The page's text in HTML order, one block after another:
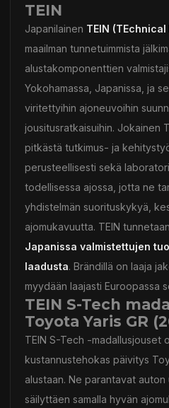
TEIN
Japanilainen TEIN
maailman tunnetuimmista
alustakomponenttien
Yokohamassa, Japanissa, ja
viritettyihin ajoneuvoihin
jousitusratkaisuihin. Jokainen
pitkästä tutkimus- ja
perusteellisesti sekä
todellisessa ajossa, jotta ne
yhdistelmän suorituskykyä,
ajomukavuutta. TEIN
Japanissa valmistettujen
laadusta. Brändillä on laaja
myydään laajasti Euroopassa
TEIN S-Tech
Toyota Yaris GR
TEIN S-Tech -madallusjouset
kustannustehokas päivitys
alustaan. Ne parantavat
säilyttäen samalla hyvän